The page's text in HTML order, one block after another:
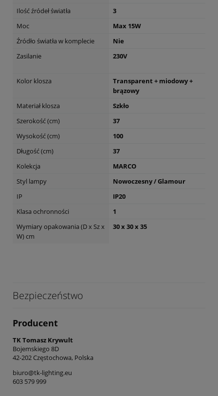
Ilość źródeł światła
3
Moc
Max 15W
Źródło światła w komplecie
Nie
Zasilanie
230V
Kolor klosza
Transparent + miodowy +
brązowy
Materiał klosza
Szkło
Szerokość (cm)
37
Wysokość (cm)
100
Długość (cm)
37
Kolekcja
MARCO
Styl lampy
Nowoczesny / Glamour
IP
IP20
Klasa ochronności
1
Wymiary opakowania (D x Sz x
W) cm
30 x 30 x 35
Bezpieczeństwo
Producent
TK Tomasz Krywult
Bojemskiego 8D
42-202 Częstochowa, Polska
biuro@tk-lighting.eu
603 579 999